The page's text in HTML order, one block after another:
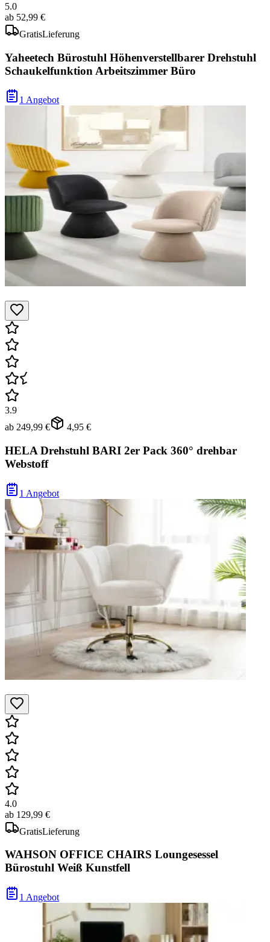
5.0
ab 52,99 €
GratisLieferung
Yaheetech Bürostuhl Höhenverstellbarer Drehstuhl
Schaukelfunktion Arbeitszimmer Büro
1 Angebot
3.9
ab 249,99 € 4,95 €
HELA Drehstuhl BARI 2er Pack 360° drehbar
Webstoff
1 Angebot
4.0
ab 129,99 €
GratisLieferung
WAHSON OFFICE CHAIRS Loungesessel
Bürostuhl Weiß Kunstfell
1 Angebot